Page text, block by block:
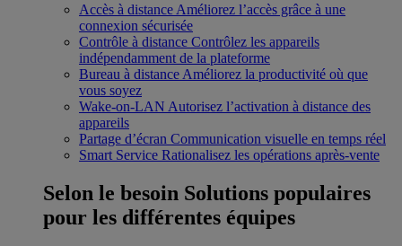
Accès à distance Améliorez l’accès grâce à une
connexion sécurisée
Contrôle à distance Contrôlez les appareils
indépendamment de la plateforme
Bureau à distance Améliorez la productivité où que
vous soyez
Wake-on-LAN Autorisez l’activation à distance des
appareils
Partage d’écran Communication visuelle en temps réel
Smart Service Rationalisez les opérations après-vente
Selon le besoin Solutions populaires
pour les différentes équipes